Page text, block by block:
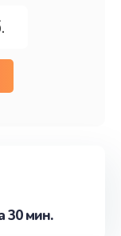
30 мин.